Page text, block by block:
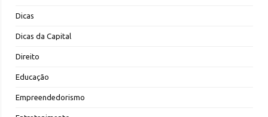
Dicas
Dicas da Capital
Direito
Educação
Empreendedorismo